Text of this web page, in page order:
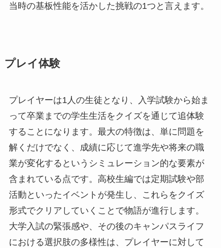
当時の基板性能を活かした挑戦の1つと言えます。
プレイ体験
プレイヤーは1人の生徒となり、入学試験から始ま
って卒業までの学生生活をクイズを通じて追体験
することになります。最大の特徴は、単に問題を
解くだけでなく、成績に応じて進学先や将来の職
業が変化するというシミュレーション的な要素が
含まれている点です。高校生編では定期試験や部
活動といったイベントが発生し、これらをクイズ
形式でクリアしていくことで物語が進行します。
大学入試の緊張感や、その後のキャンパスライフ
における選択肢の多様性は、プレイヤーに対して